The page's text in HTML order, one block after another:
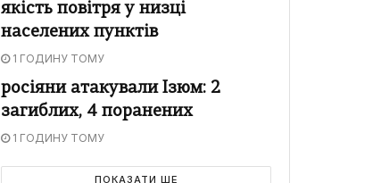
якість повітря у низці
населених пунктів
1 ГОДИНУ ТОМУ
росіяни атакували Ізюм: 2
загиблих, 4 поранених
1 ГОДИНУ ТОМУ
ПОКАЗАТИ ЩЕ